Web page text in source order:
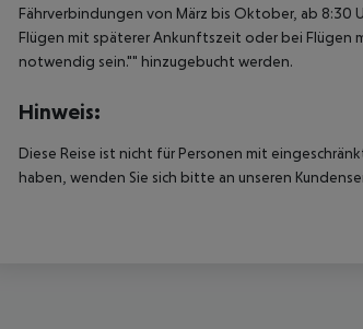
Fährverbindungen von März bis Oktober, ab 8:30
Flügen mit späterer Ankunftszeit oder bei Flügen
notwendig sein."" hinzugebucht werden.
Hinweis:
Diese Reise ist nicht für Personen mit
haben, wenden Sie sich bitte an unseren